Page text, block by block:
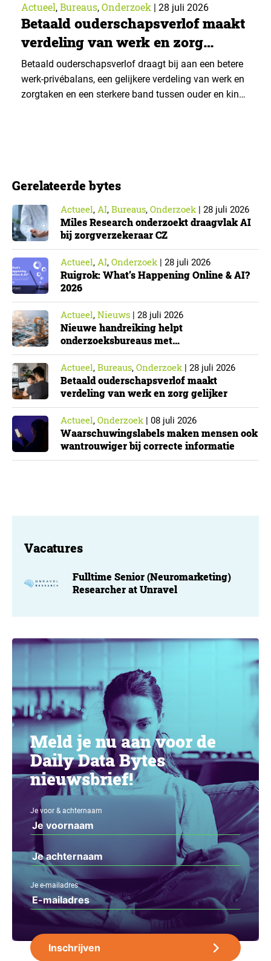
Actueel, Bureaus, Onderzoek | 28 juli 2026
Betaald ouderschapsverlof maakt
verdeling van werk en zorg
gelijker
Betaald ouderschapsverlof draagt bij aan een betere
werk-privébalans, een gelijkere verdeling van werk en
zorgtaken en een sterkere band tussen ouder en kind.
Gerelateerde bytes
Actueel, AI, Bureaus, Onderzoek| 28 juli 2026
Miles Research onderzoekt draagvlak AI
bij zorgverzekeraar CZ
Actueel, AI, Onderzoek| 28 juli 2026
Ruigrok: What’s Happening Online & AI?
2026
Actueel, Nieuws | 28 juli 2026
Nieuwe handreiking helpt
onderzoeksbureaus met
Cyberbeveiligingswet
Actueel, Bureaus, Onderzoek| 28 juli 2026
Betaald ouderschapsverlof maakt
verdeling van werk en zorg gelijker
Actueel, Onderzoek| 08 juli 2026
Waarschuwingslabels maken mensen ook
wantrouwiger bij correcte informatie
Vacatures
Fulltime Senior (Neuromarketing)
Researcher at Unravel
Meld je nu aan voor de
Daily Data Bytes
nieuwsbrief!
Je voor & achternaam
Je e-mailadres